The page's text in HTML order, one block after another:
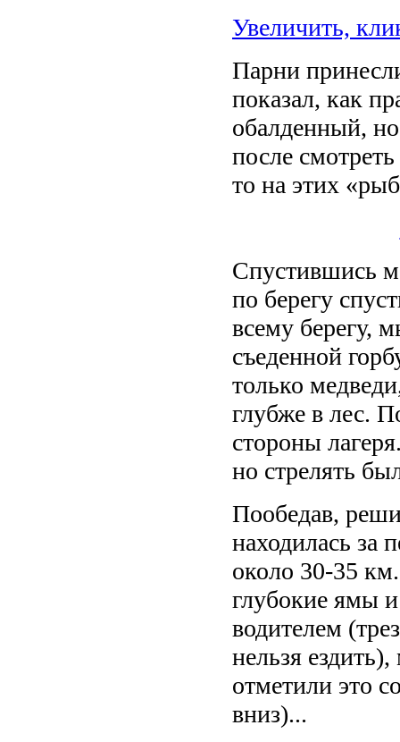
Увеличить,
Парни
показал, как
обалденный,
после
то на этих
Спустившись
по берегу
всему берегу,
съеденной
только
глубже в лес.
стороны
но стрелять
Пообедав,
находилась за
около 30-35
глубокие ямы
водителем
нельзя
отметили это
вниз)...